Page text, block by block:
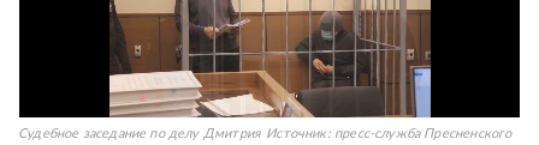
Судебное заседание по делу Дмитрия Источник: пресс-служба Пресненского